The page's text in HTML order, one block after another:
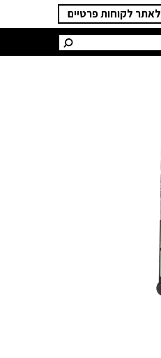
לאתר לקוחות פרטיים